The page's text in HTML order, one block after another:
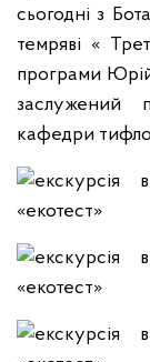
сьогодні з
темряві «
програми
заслужений
кафедри